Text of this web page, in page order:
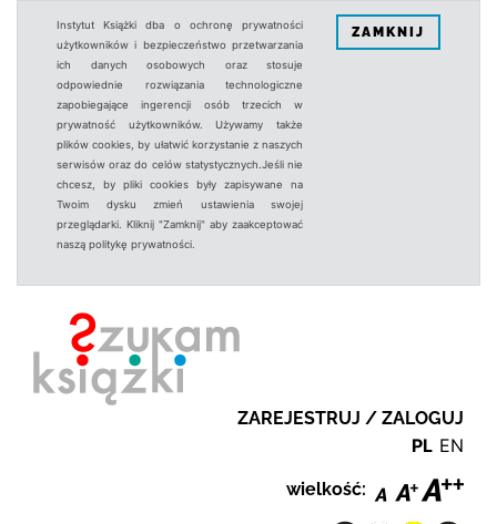
Instytut Książki dba o ochronę prywatności
użytkowników i bezpieczeństwo przetwarzania
ich danych osobowych oraz stosuje
odpowiednie rozwiązania technologiczne
zapobiegające ingerencji osób trzecich w
prywatność użytkowników. Używamy także
plików cookies, by ułatwić korzystanie z naszych
serwisów oraz do celów statystycznych.Jeśli nie
chcesz, by pliki cookies były zapisywane na
Twoim dysku zmień ustawienia swojej
przeglądarki. Kliknij "Zamknij" aby zaakceptować
naszą politykę prywatności.
ZAMKNIJ
ZAREJESTRUJ / ZALOGUJ
PL EN
wielkość: